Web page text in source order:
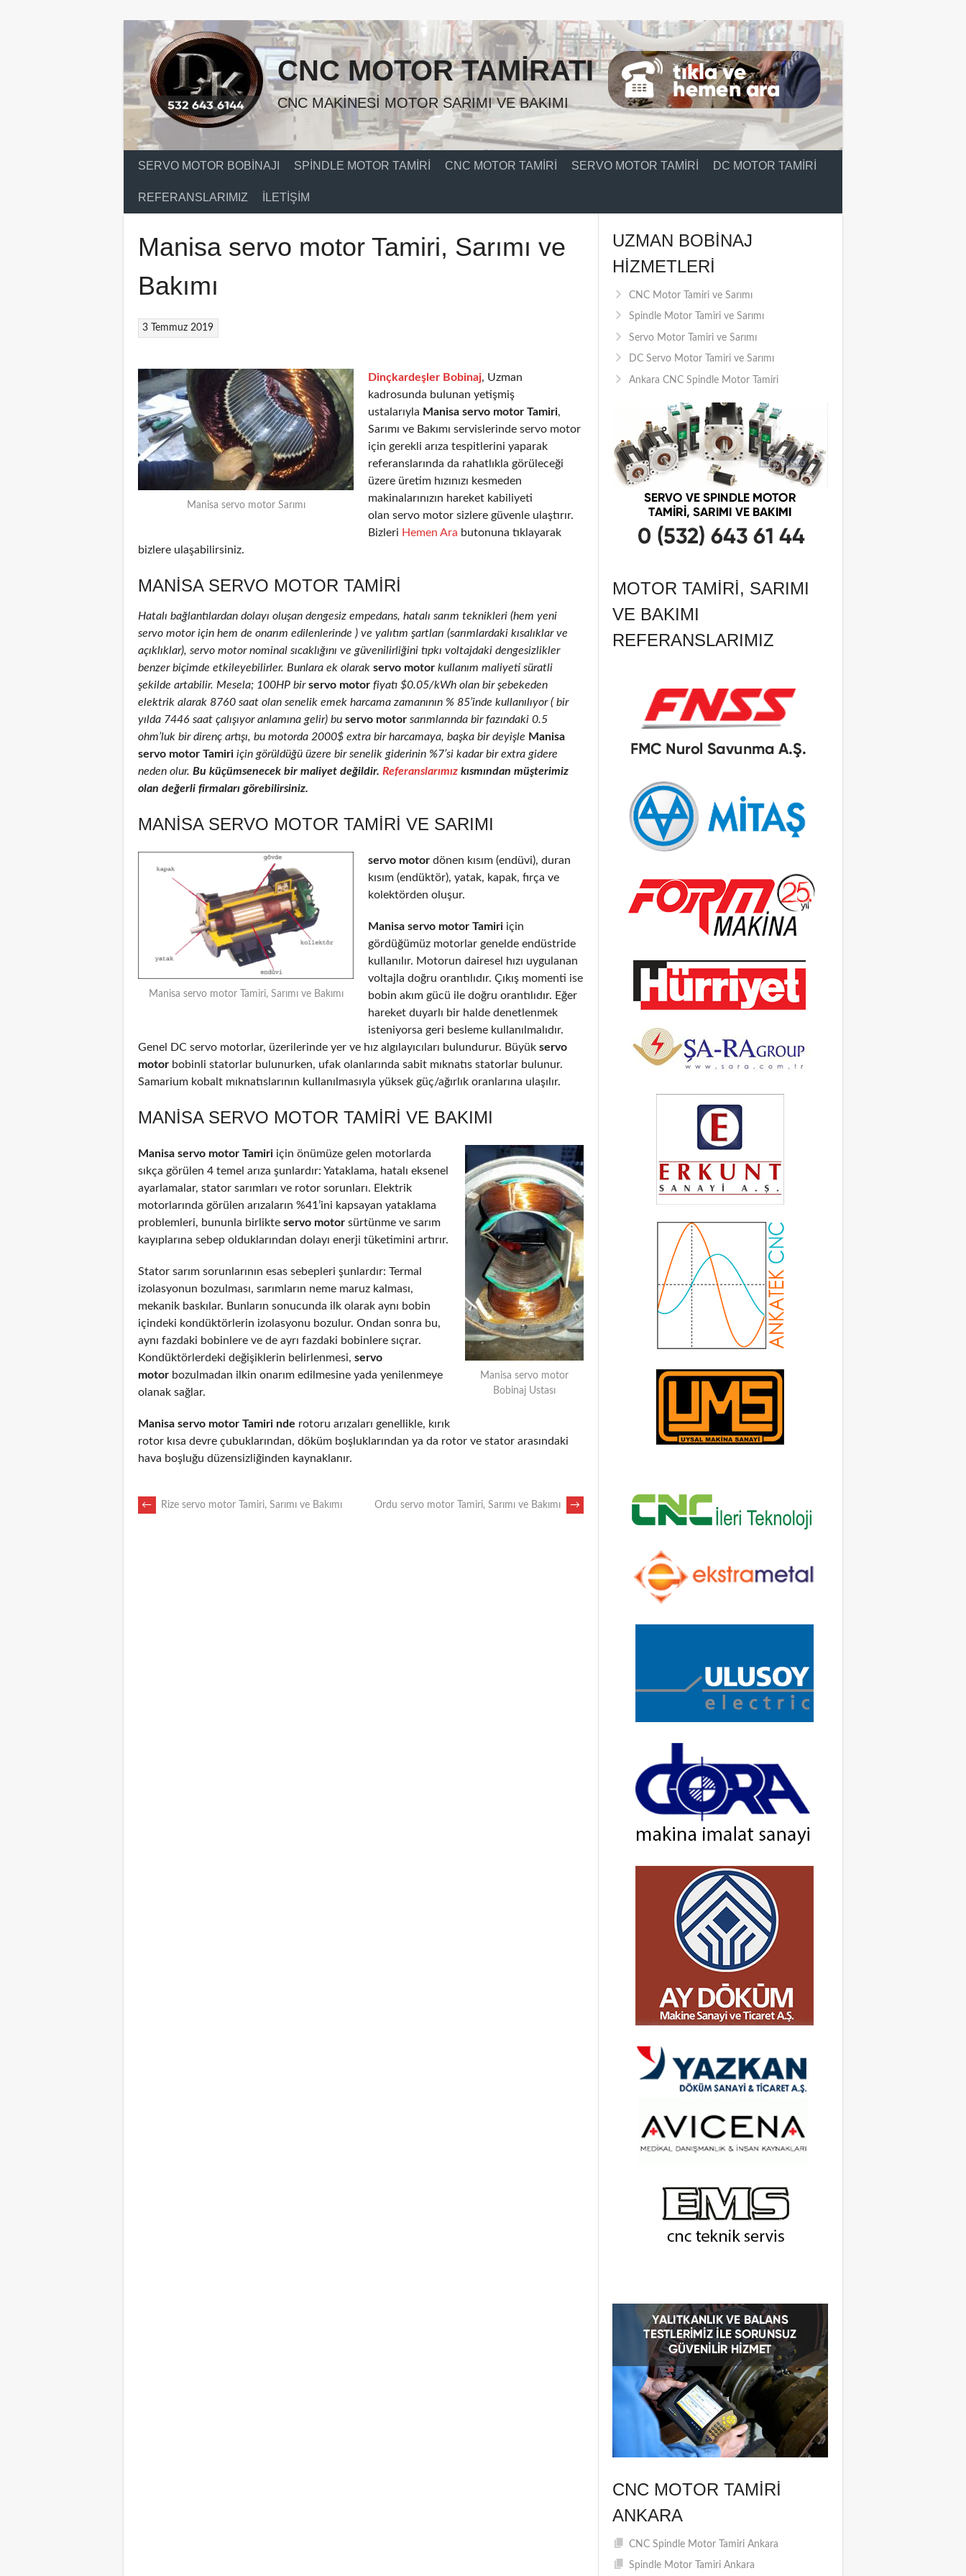
CNC MOTOR TAMIRATI
CNC MAKINESI MOTOR SARIMI VE BAKIMI
SERVO MOTOR BOBINAJI SPINDLE MOTOR TAMIRI CNC MOTOR TAMIRI SERVO MOTOR TAMIRI DC MOTOR TAMIRI
REFERANSLARIMIZ İLETIŞIM
Manisa servo motor Tamiri, Sarımı ve
Bakımı
3 Temmuz 2019
Manisa servo motor Sarımı
Dinçkardeşler Bobinaj, Uzman
kadrosunda bulunan yetişmiş
ustalarıyla Manisa servo motor Tamiri,
Sarımı ve Bakımı servislerinde servo motor
için gerekli arıza tespitlerini yaparak
referanslarında da rahatlıkla görüleceği
üzere üretim hızınızı kesmeden
makinalarınızın hareket kabiliyeti
olan servo motor sizlere güvenle ulaştırır.
Bizleri Hemen Ara butonuna tıklayarak
bizlere ulaşabilirsiniz.
MANISA SERVO MOTOR TAMIRI
Hatalı bağlantılardan dolayı oluşan dengesiz empedans, hatalı sarım teknikleri (hem yeni
servo motor için hem de onarım edilenlerinde ) ve yalıtım şartları (sarımlardaki kısalıklar ve
açıklıklar), servo motor nominal sıcaklığını ve güvenilirliğini tıpkı voltajdaki dengesizlikler
benzer biçimde etkileyebilirler. Bunlara ek olarak servo motor kullanım maliyeti süratli
şekilde artabilir. Mesela; 100HP birservo motor fiyatı $0.05/kWh olan bir şebekeden
elektrik alarak 8760 saat olan senelik emek harcama zamanının % 85’inde kullanılıyor ( bir
yılda 7446 saat çalışıyor anlamına gelir) bu servo motor sarımlarında bir fazındaki 0.5
ohm’luk bir direnç artışı, bu motorda 2000$ extra bir harcamaya, başka bir deyişle Manisa
servo motor Tamiri için görüldüğü üzere bir senelik giderinin %7’si kadar bir extra gidere
neden olur. Bu küçümsenecek bir maliyet değildir. Referanslarımız kısmından müşterimiz
olan değerli firmaları görebilirsiniz.
MANISA SERVO MOTOR TAMIRI VE SARIMI
Manisa servo motor Tamiri, Sarımı ve Bakımı
servo motor dönen kısım (endüvi), duran
kısım (endüktör), yatak, kapak, fırça ve
kolektörden oluşur.
Manisa servo motor Tamiri için
gördüğümüz motorlar genelde endüstride
kullanılır. Motorun dairesel hızı uygulanan
voltajla doğru orantılıdır. Çıkış momenti ise
bobin akım gücü ile doğru orantılıdır. Eğer
hareket duyarlı bir halde denetlenmek
isteniyorsa geri besleme kullanılmalıdır.
Genel DC servo motorlar, üzerilerinde yer ve hız algılayıcıları bulundurur. Büyük servo
motor bobinli statorlar bulunurken, ufak olanlarında sabit mıknatıs statorlar bulunur.
Samarium kobalt mıknatıslarının kullanılmasıyla yüksek güç/ağırlık oranlarına ulaşılır.
MANISA SERVO MOTOR TAMIRI VE BAKIMI
Manisa servo motor
Bobinaj Ustası
Manisa servo motor Tamiri için önümüze gelen motorlarda
sıkça görülen 4 temel arıza şunlardır: Yataklama, hatalı eksenel
ayarlamalar, stator sarımları ve rotor sorunları. Elektrik
motorlarında görülen arızaların %41’ini kapsayan yataklama
problemleri, bununla birlikte servo motor sürtünme ve sarım
kayıplarına sebep olduklarından dolayı enerji tüketimini artırır.
Stator sarım sorunlarının esas sebepleri şunlardır: Termal
izolasyonun bozulması, sarımların neme maruz kalması,
mekanik baskılar. Bunların sonucunda ilk olarak aynı bobin
içindeki kondüktörlerin izolasyonu bozulur. Ondan sonra bu,
aynı fazdaki bobinlere ve de ayrı fazdaki bobinlere sıçrar.
Kondüktörlerdeki değişiklerin belirlenmesi, servo
motor bozulmadan ilkin onarım edilmesine yada yenilenmeye
olanak sağlar.
Manisa servo motor Tamiri nde rotoru arızaları genellikle, kırık
rotor kısa devre çubuklarından, döküm boşluklarından ya da rotor ve stator arasındaki
hava boşluğu düzensizliğinden kaynaklanır.
POST
← Rize servo motor Tamiri, Sarımı ve Bakımı Ordu servo motor Tamiri, Sarımı ve Bakımı →
UZMAN BOBINAJ
HIZMETLERI
CNC Motor Tamiri ve Sarımı
Spindle Motor Tamiri ve Sarımı
Servo Motor Tamiri ve Sarımı
DC Servo Motor Tamiri ve Sarımı
Ankara CNC Spindle Motor Tamiri
MOTOR TAMIRI, SARIMI
VE BAKIMI
REFERANSLARIMIZ
CNC MOTOR TAMIRI
ANKARA
CNC Spindle Motor Tamiri Ankara
Spindle Motor Tamiri Ankara